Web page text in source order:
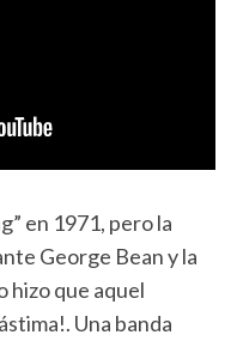
en 1971, pero la
George Bean y la
hizo que aquel
Una banda